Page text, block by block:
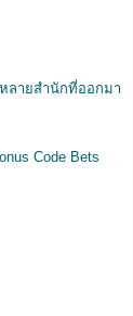
ลายสำนักที่ออกมา
Code Bets